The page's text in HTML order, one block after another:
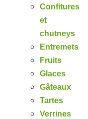
Confitures
et
chutneys
Entremets
Fruits
Glaces
Gâteaux
Tartes
Verrines